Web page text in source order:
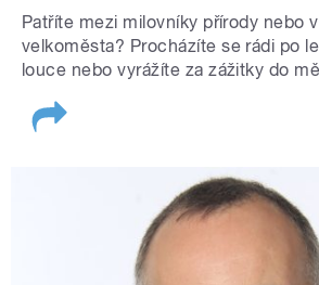
Patříte mezi milovníky přírody nebo
velkoměsta? Procházíte se rádi po
louce nebo vyrážíte za zážitky do